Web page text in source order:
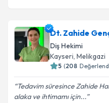
Dt. Zahide
Diş Hekimi
Kayseri, Melikgazi
5 (208
Tedavim süresince Zahide
alaka ve ihtimamı için...